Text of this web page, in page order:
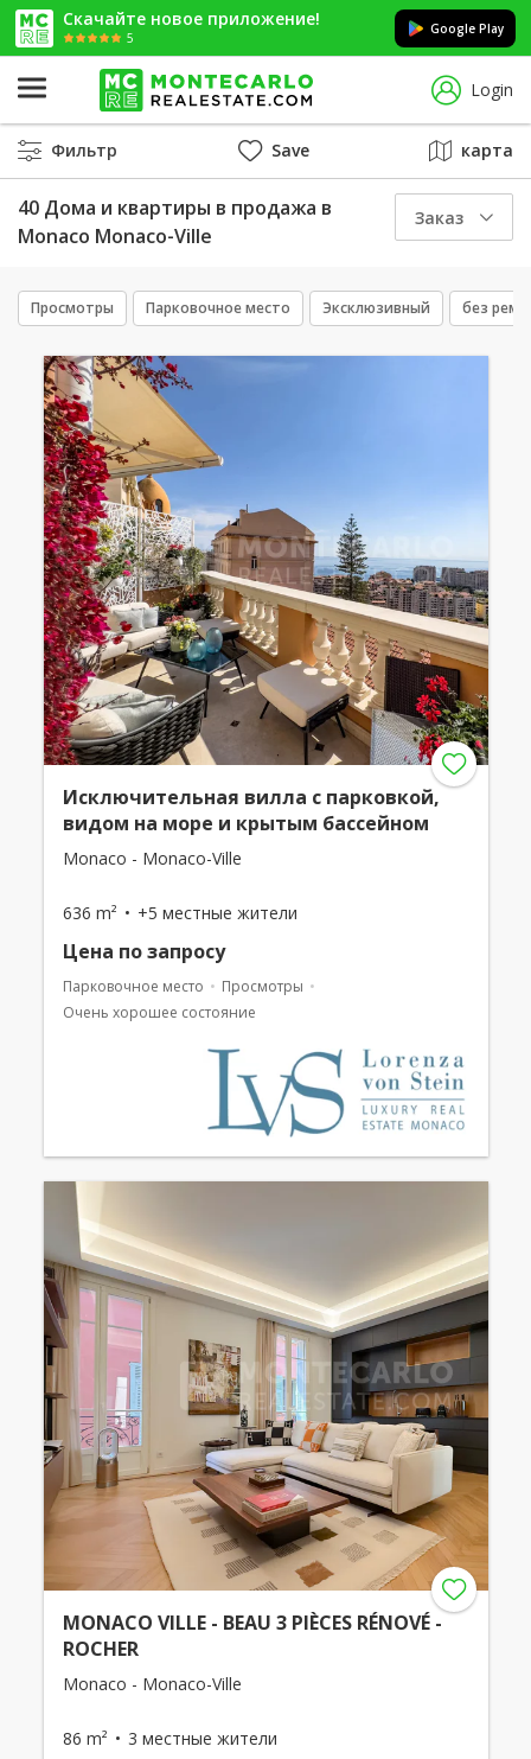
Скачайте новое приложение!
5
Google Play
Login
Фильтр Save карта
40 Дома и квартиры в продажа в
Monaco Monaco-Ville
Заказ
Просмотры Парковочное место Эксклюзивный без
Исключительная вилла с парковкой,
видом на море и крытым бассейном
Monaco - Monaco-Ville
636 m² +5 местные жители
Цена по запросу
Парковочное место
Просмотры
Очень хорошее состояние
MONACO VILLE - BEAU 3 PIÈCES RÉNOVÉ -
ROCHER
Monaco - Monaco-Ville
86 m² 3 местные жители